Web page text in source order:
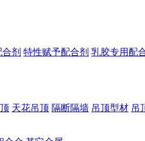
剂 特性赋予配合剂 乳胶专用配
天花吊顶 隔断隔墙 吊顶型材 吊